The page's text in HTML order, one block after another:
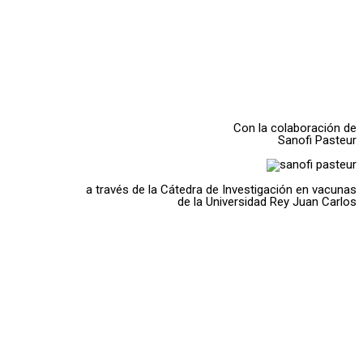
Con la colaboración de
Sanofi Pasteur
a través de la Cátedra de Investigación en vacunas
de la Universidad Rey Juan Carlos